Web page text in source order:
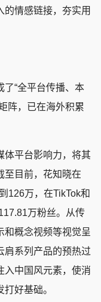
的情感链接，夯实用
“全平台传播、本
阵，已在海外积累
平台影响力，将其
至目前，花知晓在
126万，在TikTok和
万粉丝。从传
和概念视频等视觉呈
肩系列产品的预热过
入中国风元素，使消
好基础。